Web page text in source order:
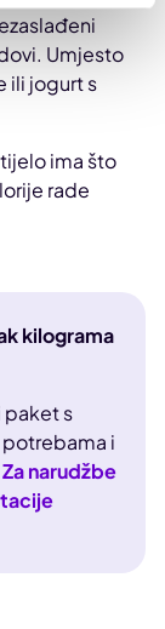
Umjesto
ili jogurt s
ima što
rade
kilograma
paket s
i
Za narudžbe